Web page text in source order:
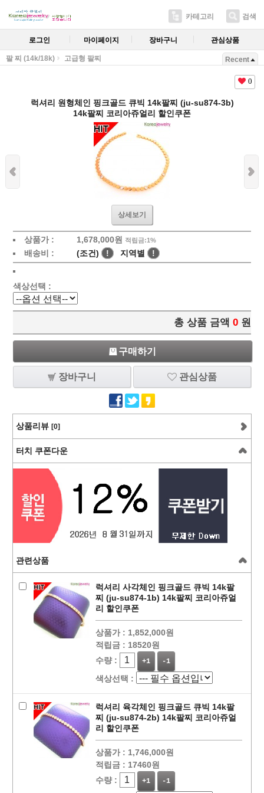
카테고리 검색
로그인 마이페이지 장바구니 관심상품
팔 찌 (14k/18k) 고급형 팔찌 Recent
0
럭셔리 원형체인 핑크골드 큐빅 14k팔찌 (ju-su874-3b)
14k팔찌 코리아쥬얼리 할인쿠폰
상세보기
상품가 : 1,678,000원 적립금:1%
배송비 : (조건) ! 지역별 !
색상선택 :
총 상품 금액 0 원
구매하기
장바구니 관심상품
상품리뷰 [0]
터치 쿠폰다운
관련상품
럭셔리 사각체인 핑크골드 큐빅 14k팔
찌 (ju-su874-1b) 14k팔찌 코리아쥬얼
리 할인쿠폰
상품가 : 1,852,000원
적립금 : 18520원
수량 :
+1 -1
색상선택 :
럭셔리 육각체인 핑크골드 큐빅 14k팔
찌 (ju-su874-2b) 14k팔찌 코리아쥬얼
리 할인쿠폰
상품가 : 1,746,000원
적립금 : 17460원
수량 :
+1 -1